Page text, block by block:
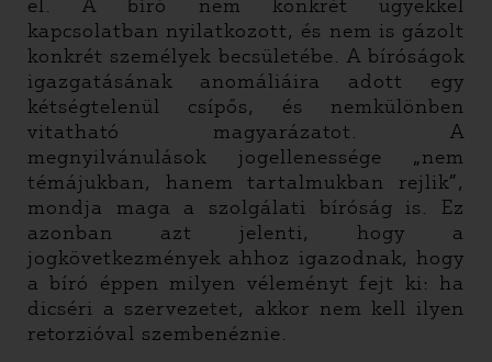
el. A bíró nem konkrét ügyekkel
kapcsolatban nyilatkozott, és nem is gázolt
konkrét személyek becsületébe. A bíróságok
igazgatásának anomáliáira adott egy
kétségtelenül csípős, és nemkülönben
vitatható magyarázatot. A
megnyilvánulások jogellenessége „nem
témájukban, hanem tartalmukban rejlik”,
mondja maga a szolgálati bíróság is. Ez
azonban azt jelenti, hogy a
jogkövetkezmények ahhoz igazodnak, hogy
a bíró éppen milyen véleményt fejt ki: ha
dicséri a szervezetet, akkor nem kell ilyen
retorzióval szembenéznie.